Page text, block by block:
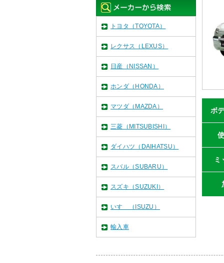
ボ
ミ
トヨタ（TOYOTA）
レクサス（LEXUS）
日産（NISSAN）
ホンダ（HONDA）
マツダ（MAZDA）
三菱（MITSUBISHI）
ダイハツ（DAIHATSU）
スバル（SUBARU）
スズキ（SUZUKI）
いすゞ（ISUZU）
輸入車